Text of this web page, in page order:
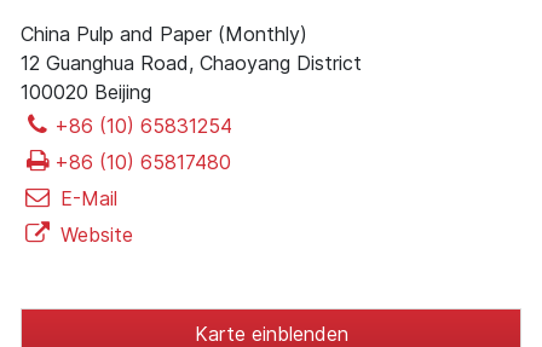
China Pulp and Paper (Monthly)
12 Guanghua Road, Chaoyang District
100020 Beijing
+86 (10) 65831254
+86 (10) 65817480
E-Mail
Website
Karte einblenden